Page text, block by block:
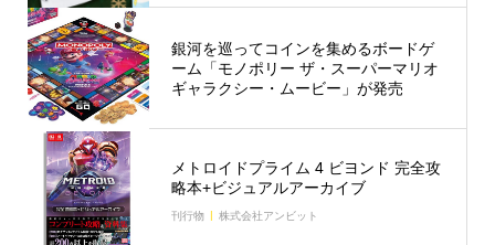
銀河を巡ってコインを集めるボードゲ
ーム「モノポリー ザ・スーパーマリオ
ギャラクシー・ムービー」が発売
メトロイドプライム 4 ビヨンド 完全攻
略本+ビジュアルアーカイブ
刊行物 株式会社アンビット